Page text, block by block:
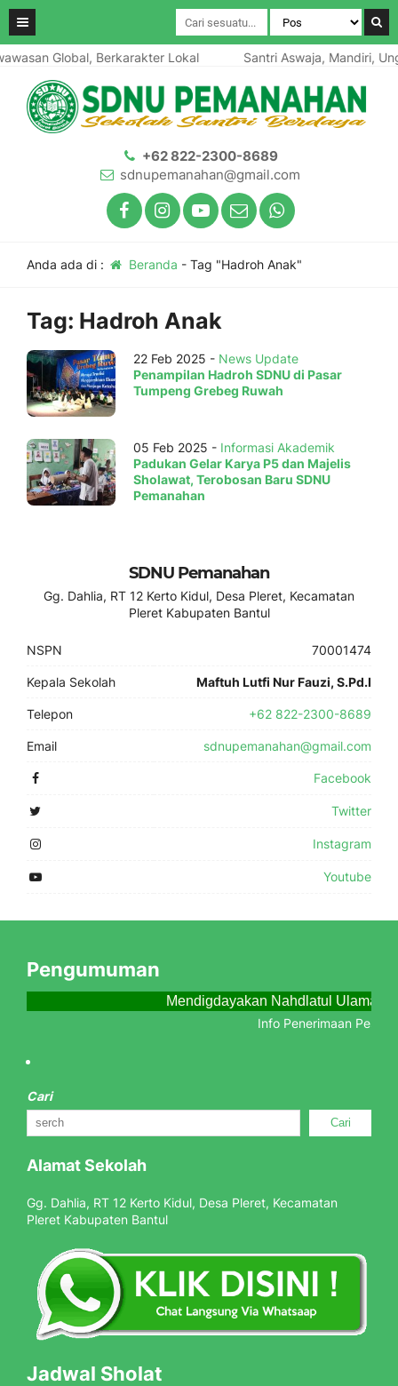
Global, Berkarakter Lokal Santri Aswaja, Mandiri,
+62 822-2300-8689
sdnupemanahan@gmail.com
Anda ada di : Beranda - Tag "Hadroh Anak"
Tag: Hadroh Anak
22 Feb 2025 - News Update
Penampilan Hadroh SDNU di Pasar
Tumpeng Grebeg Ruwah
05 Feb 2025 - Informasi Akademik
Padukan Gelar Karya P5 dan Majelis
Sholawat, Terobosan Baru SDNU
Pemanahan
SDNU Pemanahan
Gg. Dahlia, RT 12 Kerto Kidul, Desa Pleret, Kecamatan
Pleret Kabupaten Bantul
NSPN 70001474
Kepala Sekolah Maftuh Lutfi Nur Fauzi, S.Pd.I
Telepon +62 822-2300-8689
Email sdnupemanahan@gmail.com
Facebook
Twitter
Instagram
Youtube
Pengumuman
Mendigdayakan Nahdlatul Ulama
Info Penerimaan
Cari
Cari
Alamat Sekolah
Gg. Dahlia, RT 12 Kerto Kidul, Desa Pleret, Kecamatan
Pleret Kabupaten Bantul
Jadwal Sholat